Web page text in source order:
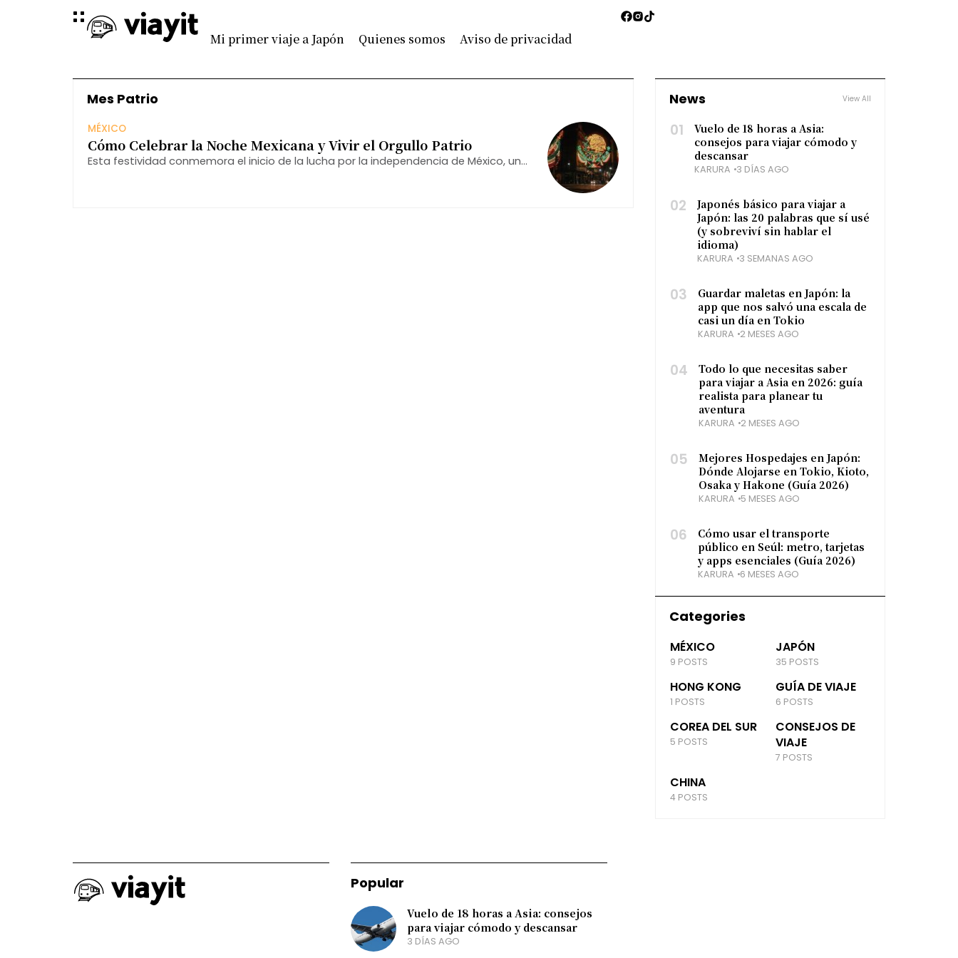
Mi primer viaje a Japón Quienes somos Aviso de privacidad
Mes Patrio
MÉXICO
Cómo Celebrar la Noche Mexicana y Vivir el Orgullo Patrio
Esta festividad conmemora el inicio de la lucha por la independencia de México, un
News View All
01
Vuelo de 18 horas a Asia:
consejos para viajar cómodo y
descansar
KARURA 3 DÍAS AGO
02
Japonés básico para viajar a
Japón: las 20 palabras que sí usé
(y sobreviví sin hablar el
idioma)
KARURA 3 SEMANAS AGO
03
Guardar maletas en Japón: la
app que nos salvó una escala de
casi un día en Tokio
KARURA 2 MESES AGO
04
Todo lo que necesitas saber
para viajar a Asia en 2026: guía
realista para planear tu
aventura
KARURA 2 MESES AGO
05
Mejores Hospedajes en Japón:
Dónde Alojarse en Tokio, Kioto,
Osaka y Hakone (Guía 2026)
KARURA 5 MESES AGO
06
Cómo usar el transporte
público en Seúl: metro, tarjetas
y apps esenciales (Guía 2026)
KARURA 6 MESES AGO
Categories
MÉXICO
9 POSTS
JAPÓN
35 POSTS
HONG KONG
1 POSTS
GUÍA DE VIAJE
6 POSTS
COREA DEL SUR
5 POSTS
CONSEJOS DE
VIAJE
7 POSTS
CHINA
4 POSTS
Popular
Vuelo de 18 horas a Asia: consejos
para viajar cómodo y descansar
3 DÍAS AGO